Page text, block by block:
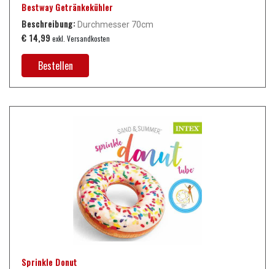
Bestway Getränkekühler
Beschreibung: Durchmesser 70cm
€ 14,99 exkl. Versandkosten
Bestellen
Sprinkle Donut